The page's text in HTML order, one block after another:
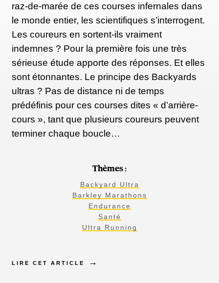
raz-de-marée de ces courses infernales dans
le monde entier, les scientifiques s’interrogent.
Les coureurs en sortent-ils vraiment
indemnes ? Pour la première fois une très
sérieuse étude apporte des réponses. Et elles
sont étonnantes. Le principe des Backyards
ultras ? Pas de distance ni de temps
prédéfinis pour ces courses dites « d’arrière-
cours », tant que plusieurs coureurs peuvent
terminer chaque boucle…
Thèmes :
Backyard Ultra
Barkley Marathons
Endurance
Santé
Ultra Running
LIRE CET ARTICLE